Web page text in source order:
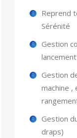
Reprend
Sérénité
Gestion
Gestion
machine ,
Gestion
draps)